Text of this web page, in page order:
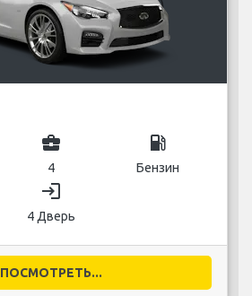
business_center
4
local_gas_station
Бензин
login
4 Дверь
ПОСМОТРЕТЬ...